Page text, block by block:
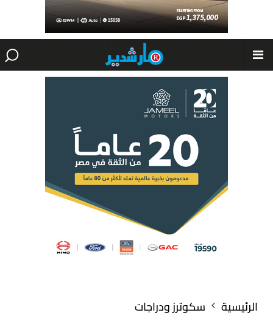
الرئيسية سكوترز ودراجات